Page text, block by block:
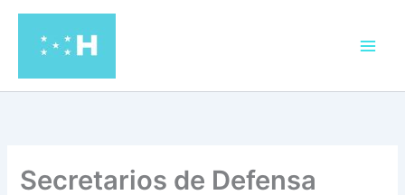
contenido
Secretarios de Defensa